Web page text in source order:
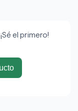
el primero!